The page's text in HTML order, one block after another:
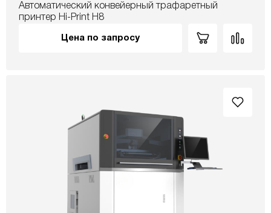
Автоматический конвейерный трафаретный
принтер Hi-Print H8
Цена по запросу